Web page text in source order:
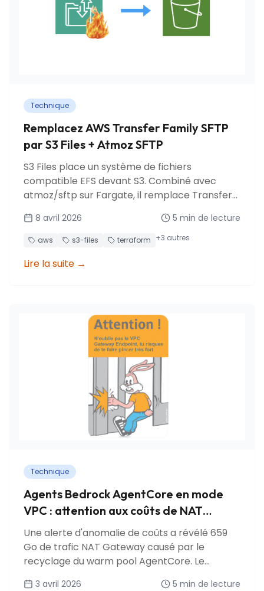
Technique
Remplacez AWS Transfer Family SFTP
par S3 Files + Atmoz SFTP
S3 Files place un système de fichiers
compatible EFS devant S3. Combiné avec
atmoz/sftp sur Fargate, il remplace Transfer
8 avril 2026 5 min de lecture
aws s3-files terraform +3 autres
Lire la suite →
Technique
Agents Bedrock AgentCore en mode
VPC : attention aux coûts de NAT
Gateway !
Une alerte d'anomalie de coûts a révélé 659
Go de trafic NAT Gateway causé par le
recyclage du warm pool AgentCore. Le
3 avril 2026 5 min de lecture